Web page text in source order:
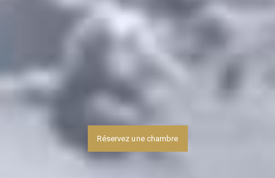
Réservez une chambre